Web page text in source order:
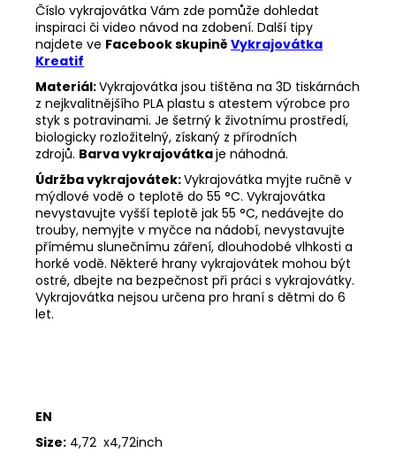
Číslo vykrajovátka Vám zde pomůže dohledat
inspiraci či video návod na zdobení. Další tipy
najdete ve Facebook skupině Vykrajovátka
Kreatif
Materiál:Vykrajovátka jsou tištěna na 3D tiskárnách
z nejkvalitnějšího PLA plastu s atestem výrobce pro
styk s potravinami. Je šetrný k životnímu prostředí,
biologicky rozložitelný, získaný z přírodních
zdrojů. Barva vykrajovátkaje náhodná.
Údržba vykrajovátek:Vykrajovátka myjte ručně v
mýdlové vodě o teplotě do 55 °C. Vykrajovátka
nevystavujte vyšší teplotě jak 55 °C, nedávejte do
trouby, nemyjte v myčce na nádobí, nevystavujte
přímému slunečnímu záření, dlouhodobé vlhkosti a
horké vodě. Některé hrany vykrajovátek mohou být
ostré, dbejte na bezpečnost při práci s vykrajovátky.
Vykrajovátka nejsou určena pro hraní s dětmi do 6
let.
EN
Size: 4,72 x4,72inch